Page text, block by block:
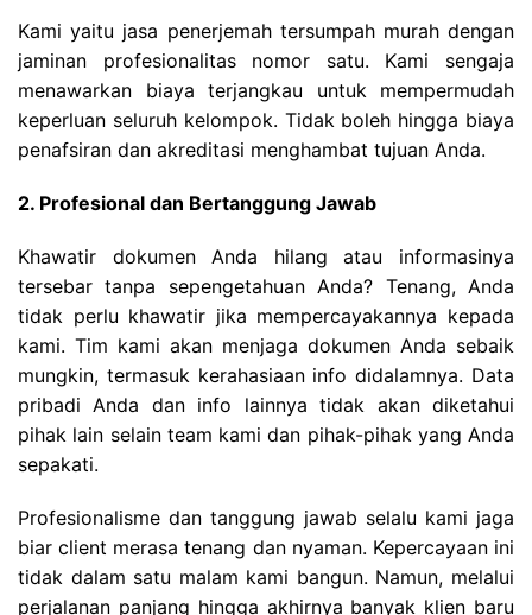
Kami yaitu jasa penerjemah tersumpah murah dengan
jaminan profesionalitas nomor satu. Kami sengaja
menawarkan biaya terjangkau untuk mempermudah
keperluan seluruh kelompok. Tidak boleh hingga biaya
penafsiran dan akreditasi menghambat tujuan Anda.
2. Profesional dan Bertanggung Jawab
Khawatir dokumen Anda hilang atau informasinya
tersebar tanpa sepengetahuan Anda? Tenang, Anda
tidak perlu khawatir jika mempercayakannya kepada
kami. Tim kami akan menjaga dokumen Anda sebaik
mungkin, termasuk kerahasiaan info didalamnya. Data
pribadi Anda dan info lainnya tidak akan diketahui
pihak lain selain team kami dan pihak-pihak yang Anda
sepakati.
Profesionalisme dan tanggung jawab selalu kami jaga
biar client merasa tenang dan nyaman. Kepercayaan ini
tidak dalam satu malam kami bangun. Namun, melalui
perjalanan panjang hingga akhirnya banyak klien baru